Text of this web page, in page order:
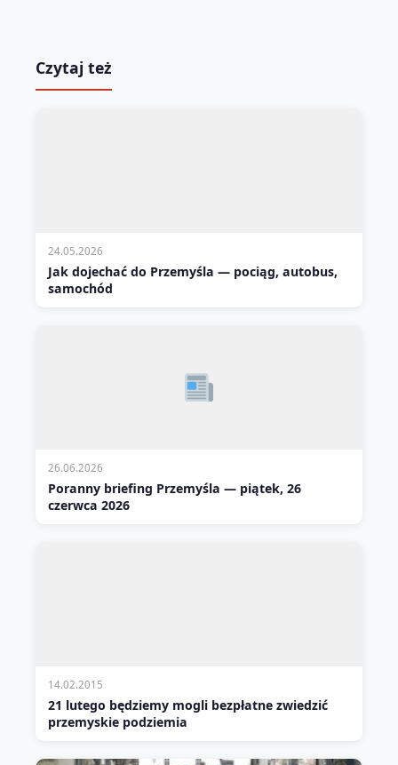
Czytaj też
24.05.2026
Jak dojechać do Przemyśla — pociąg, autobus,
samochód
26.06.2026
Poranny briefing Przemyśla — piątek, 26
czerwca 2026
14.02.2015
21 lutego będziemy mogli bezpłatne zwiedzić
przemyskie podziemia